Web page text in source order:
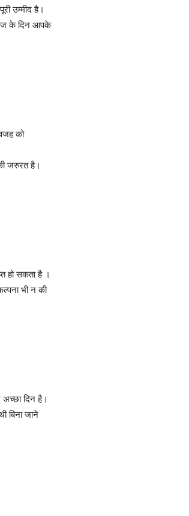
उम्मीद है।
के दिन आपके
को
जरुरत है।
हो सकता है ।
भी न की
दिन है।
बिना जाने